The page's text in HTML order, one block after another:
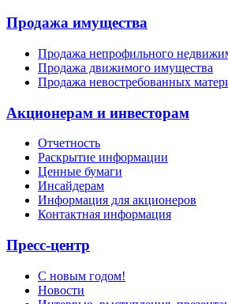
Продажа имущества
Продажа непрофильного
Продажа движимого имущества
Продажа невостребованных
Акционерам и инвесторам
Отчетность
Раскрытие информации
Ценные бумаги
Инсайдерам
Информация для акционеров
Контактная информация
Пресс-центр
С новым годом!
Новости